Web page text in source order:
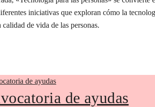
iniciativas que exploran cómo la
calidad de vida de las personas.
de ayudas